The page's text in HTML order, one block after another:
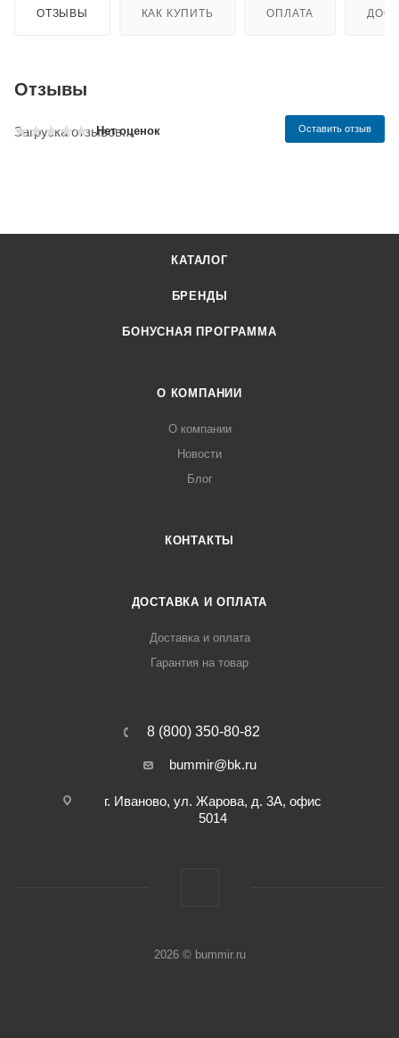
ОТЗЫВЫ КАК КУПИТЬ ОПЛАТА
Отзывы
Нет оценок Оставить отзыв
Загрузка отзывов...
КАТАЛОГ
БРЕНДЫ
БОНУСНАЯ ПРОГРАММА
О КОМПАНИИ
О компании
Новости
Блог
КОНТАКТЫ
ДОСТАВКА И ОПЛАТА
Доставка и оплата
Гарантия на товар
8 (800) 350-80-82
bummir@bk.ru
г. Иваново, ул. Жарова, д. 3А, офис
5014
2026 © bummir.ru